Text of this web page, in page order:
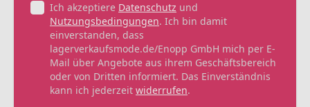
Ich akzeptiere Datenschutz und
Nutzungsbedingungen. Ich bin damit
einverstanden, dass
lagerverkaufsmode.de/Enopp GmbH mich per E-
Mail über Angebote aus ihrem Geschäftsbereich
oder von Dritten informiert. Das Einverständnis
kann ich jederzeit widerrufen.